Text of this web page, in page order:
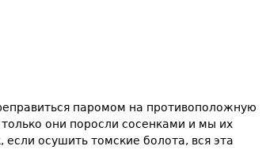
паромом на противоположную
они поросли сосенками и мы их
осушить томские болота, вся эта